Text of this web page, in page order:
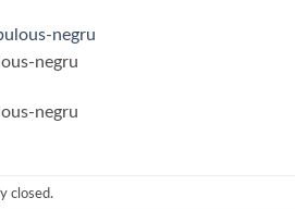
negru
negru
closed.